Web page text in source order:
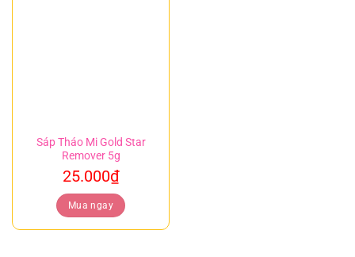
Sáp Tháo Mi Gold Star
Remover 5g
25.000₫
Mua ngay